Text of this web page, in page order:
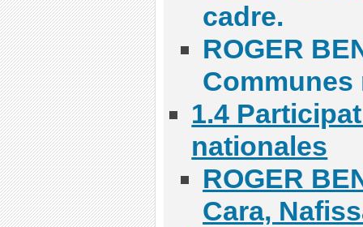
cadre.
ROGER
Communes
1.4
nationales
ROGER
Cara,